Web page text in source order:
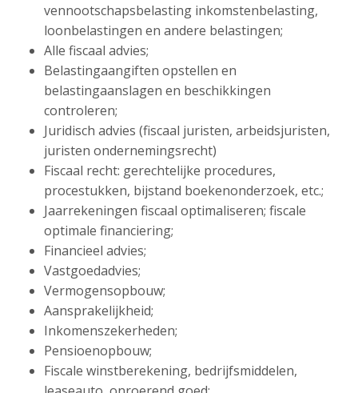
vennootschapsbelasting inkomstenbelasting,
loonbelastingen en andere belastingen;
Alle fiscaal advies;
Belastingaangiften opstellen en
belastingaanslagen en beschikkingen
controleren;
Juridisch advies (fiscaal juristen, arbeidsjuristen,
juristen ondernemingsrecht)
Fiscaal recht: gerechtelijke procedures,
procestukken, bijstand boekenonderzoek, etc.;
Jaarrekeningen fiscaal optimaliseren; fiscale
optimale financiering;
Financieel advies;
Vastgoedadvies;
Vermogensopbouw;
Aansprakelijkheid;
Inkomenszekerheden;
Pensioenopbouw;
Fiscale winstberekening, bedrijfsmiddelen,